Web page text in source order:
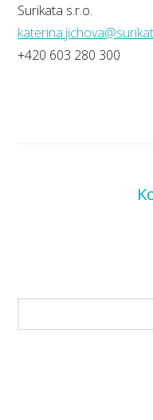
Surikata s.r.o.
+420 603 280 300